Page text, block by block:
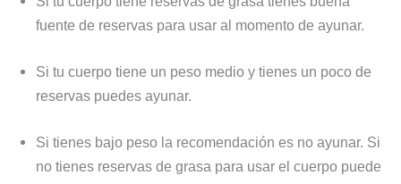
fuente de reservas para usar al momento de ayunar.
Si tu cuerpo tiene un peso medio y tienes un poco de
reservas puedes ayunar.
Si tienes bajo peso la recomendación es no ayunar. Si
no tienes reservas de grasa para usar el cuerpo puede